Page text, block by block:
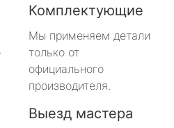
Комплектующие
Мы применяем детали
только от
официального
производителя.
Выезд мастера